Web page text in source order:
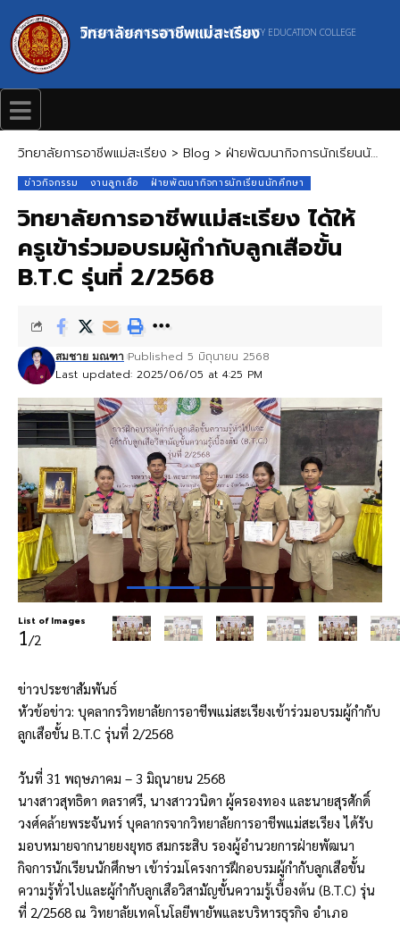
วิทยาลัยการอาชีพแม่สะเรียง
MAESARIANG INDUSTRIAL AND COMMUNITY EDUCATION COLLEGE
วิทยาลัยการอาชีพแม่สะเรียง > Blog > ฝ่ายพัฒนากิจการนักเรียนนักศึกษา
ข่าวกิจกรรม งานลูกเสือ ฝ่ายพัฒนากิจการนักเรียนนักศึกษา
วิทยาลัยการอาชีพแม่สะเรียง ได้ให้
ครูเข้าร่วมอบรมผู้กำกับลูกเสือขั้น
B.T.C รุ่นที่ 2/2568
Last updated: 2025/06/05 at 4:25 PM
สมชาย มณฑา Published 5 มิถุนายน 2568
List of Images
1/2
ข่าวประชาสัมพันธ์
หัวข้อข่าว: บุคลากรวิทยาลัยการอาชีพแม่สะเรียงเข้าร่วมอบรมผู้กำกับ
ลูกเสือขั้น B.T.C รุ่นที่ 2/2568
วันที่ 31 พฤษภาคม – 3 มิถุนายน 2568
นางสาวสุทธิดา ดลราศรี, นางสาววนิดา ผู้ครองทอง และนายสุรศักดิ์
วงศ์คล้ายพระจันทร์ บุคลากรจากวิทยาลัยการอาชีพแม่สะเรียง ได้รับ
มอบหมายจากนายยงยุทธ สมกระสิบ รองผู้อำนวยการฝ่ายพัฒนา
กิจการนักเรียนนักศึกษา เข้าร่วมโครงการฝึกอบรมผู้กำกับลูกเสือขั้น
ความรู้ทั่วไปและผู้กำกับลูกเสือวิสามัญขั้นความรู้เบื้องต้น (B.T.C) รุ่น
ที่ 2/2568 ณ วิทยาลัยเทคโนโลยีพายัพและบริหารธุรกิจ อำเภอ